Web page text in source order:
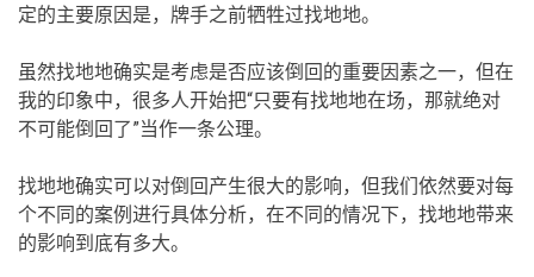
定的主要原因是，牌手之前牺牲过找地地。
虽然找地地确实是考虑是否应该倒回的重要因素之一，但在
我的印象中，很多人开始把“只要有找地地在场，那就绝对
不可能倒回了”当作一条公理。
找地地确实可以对倒回产生很大的影响，但我们依然要对每
个不同的案例进行具体分析，在不同的情况下，找地地带来
的影响到底有多大。